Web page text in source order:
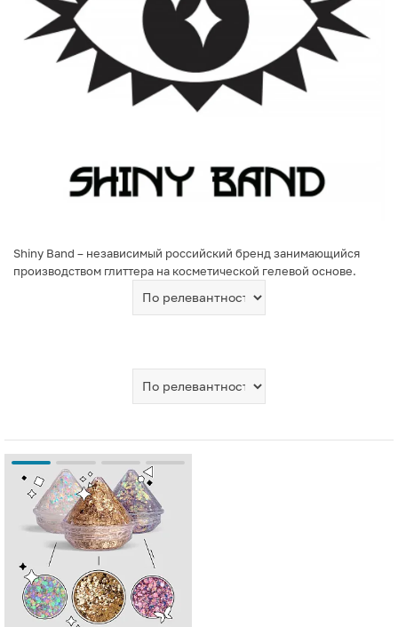
Shiny Band – независимый российский бренд занимающийся
производством глиттера на косметической гелевой основе.